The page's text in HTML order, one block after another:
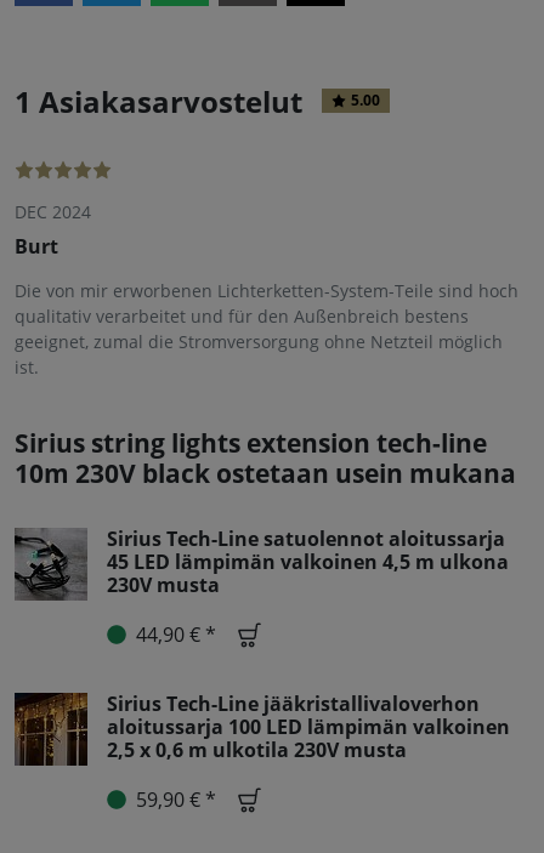
1 Asiakasarvostelut 5.00
DEC 2024
Burt
Die von mir erworbenen Lichterketten-System-Teile sind hoch
qualitativ verarbeitet und für den Außenbreich bestens
geeignet, zumal die Stromversorgung ohne Netzteil möglich
ist.
Sirius string lights extension tech-line
10m 230V black ostetaan usein mukana
Sirius Tech-Line satuolennot aloitussarja
45 LED lämpimän valkoinen 4,5 m ulkona
230V musta
44,90 € *
Sirius Tech-Line jääkristallivaloverhon
aloitussarja 100 LED lämpimän valkoinen
2,5 x 0,6 m ulkotila 230V musta
59,90 € *